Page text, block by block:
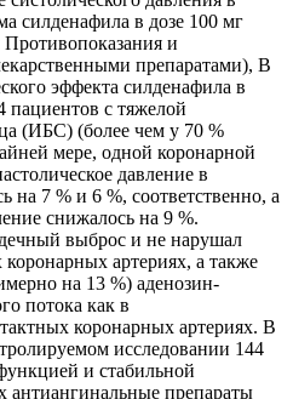
силденафила в дозе 100 мг
Противопоказания и
препаратами), В
эффекта силденафила в
пациентов с тяжелой
(ИБС) (более чем у 70 %
мере, одной коронарной
давление в
на 7 % и 6 %, соответственно, а
снижалось на 9 %.
выброс и не нарушал
артериях, а также
на 13 %) аденозин-
потока как в
коронарных артериях. В
исследовании 144
и стабильной
препараты